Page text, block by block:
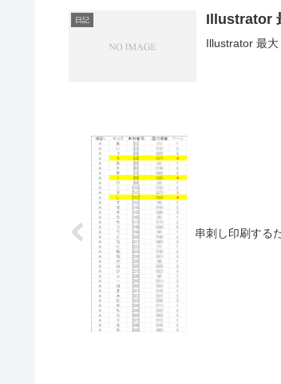
日記 Illustrator
Illustrator 最
串刺し印刷する